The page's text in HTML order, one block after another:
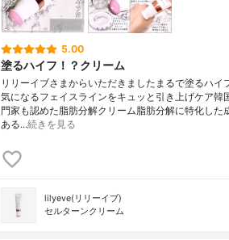
5.00
塗るハイフ！？クリーム
リリーイブさまからいただきましたまるで塗るハイ
気になるフェイスラインをキュッと引き上げケア韓
門家も認めた脂肪分解クリーム脂肪分解に特化した
ある…続きを見る
lilyeve(リリーイブ)
セルターンクリーム